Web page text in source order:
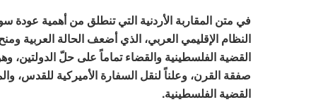
في متن المقاربة الأردنية التي تنطلق من أهمية عودة
النظام الإقليمي العربي، الذي أضعف الحالة العربية
القضية الفلسطينية والقضاء تماماً على حلّ الدولتين،
صفقة القرن، وعلناً لنقل السفارة الأميركية للقدس،
القضية الفلسطينية.